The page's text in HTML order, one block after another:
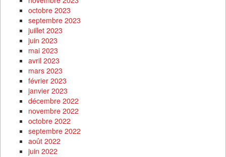
octobre 2023
septembre 2023
juillet 2023
juin 2023
mai 2023
avril 2023
mars 2023
février 2023
janvier 2023
décembre 2022
novembre 2022
octobre 2022
septembre 2022
août 2022
juin 2022